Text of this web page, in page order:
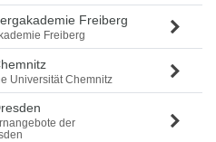
Freiberg
Freiberg
Universität Chemnitz
der